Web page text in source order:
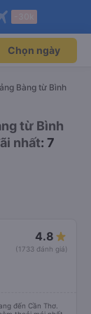
Mở app
Mở app
Chọn ngày
Bàng từ Bình
từ Bình
nhất: 7
4.8
(1733 đánh giá)
đến Cần Thơ.